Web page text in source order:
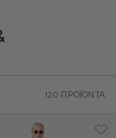
120 ΠΡΟΪΌΝΤΑ